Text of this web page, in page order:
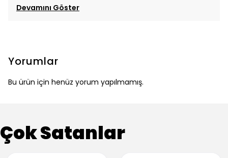
Devamını Göster
Yorumlar
Bu ürün için henüz yorum yapılmamış.
Çok Satanlar